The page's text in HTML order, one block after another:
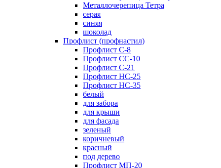
Металлочерепица Тетра
серая
синяя
шоколад
Профлист (профнастил)
Профлист С-8
Профлист СС-10
Профлист C-21
Профлист НС-25
Профлист НС-35
белый
для забора
для крыши
для фасада
зеленый
коричневый
красный
под дерево
Профлист МП-20